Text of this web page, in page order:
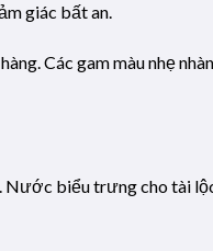
giác bất an.
Các gam màu nhẹ
biểu trưng cho tài